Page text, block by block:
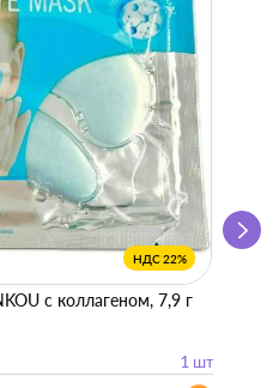
НДС 22%
с коллагеном, 7,9 г
1 шт